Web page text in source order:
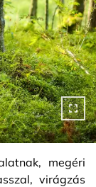
megéri
virágzás